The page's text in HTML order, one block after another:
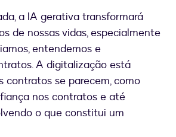
a IA gerativa transformará
de nossas vidas, especialmente
entendemos e
A digitalização está
contratos se parecem, como
nos contratos e até
o que constitui um